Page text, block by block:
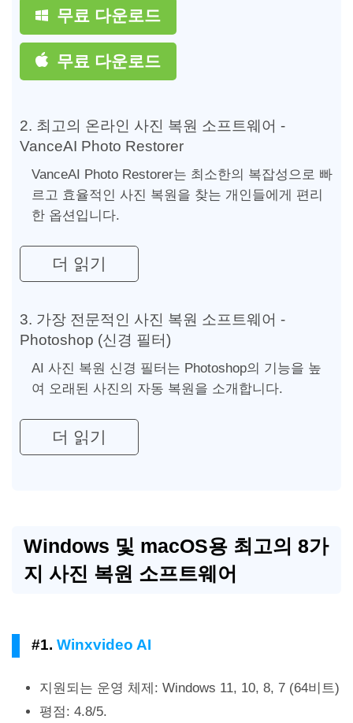
무료 다운로드
무료 다운로드
2. 최고의 온라인 사진 복원 소프트웨어 -
VanceAI Photo Restorer
VanceAI Photo Restorer는 최소한의 복잡성으로 빠
르고 효율적인 사진 복원을 찾는 개인들에게 편리
한 옵션입니다.
더 읽기
3. 가장 전문적인 사진 복원 소프트웨어 -
Photoshop (신경 필터)
AI 사진 복원 신경 필터는 Photoshop의 기능을 높
여 오래된 사진의 자동 복원을 소개합니다.
더 읽기
Windows 및 macOS용 최고의 8가
지 사진 복원 소프트웨어
#1. Winxvideo AI
지원되는 운영 체제: Windows 11, 10, 8, 7 (64비트)
평점: 4.8/5.